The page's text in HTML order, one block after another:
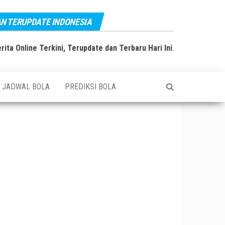
TERUPDATE INDONESIA
Online Terkini, Terupdate dan Terbaru Hari Ini.
JADWAL BOLA PREDIKSI BOLA